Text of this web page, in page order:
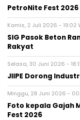
PetroNite Fest
Kamis, 2 Juli 2026 - 19:02
SIG Pasok Beton
Rakyat
Selasa, 30 Juni 2026 -
JIIPE Dorong
Minggu, 28 Juni 2026 -
Foto kepala Gajah
Fest 2026